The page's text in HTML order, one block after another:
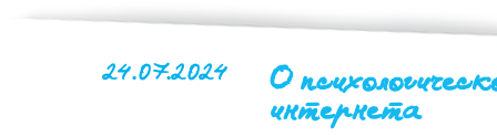
24.07.2024
О
интернета